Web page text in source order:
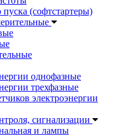
пуска (софтстартеры)
однофазные
трехфазные
электроэнергии
сигнализации
и лампы